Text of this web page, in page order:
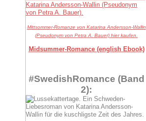
Mittsommer-Romanze von Katarina Andersson-Wallin
(Pseudonym von Petra A. Bauer) hier kaufen.
Midsummer-Romance (english Ebook)
#SwedishRomance (Band
2):